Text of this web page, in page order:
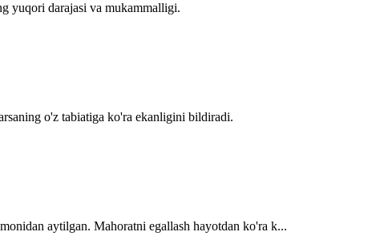
yuqori darajasi va mukammalligi.
o'z tabiatiga ko'ra ekanligini bildiradi.
aytilgan. Mahoratni egallash hayotdan ko'ra k...